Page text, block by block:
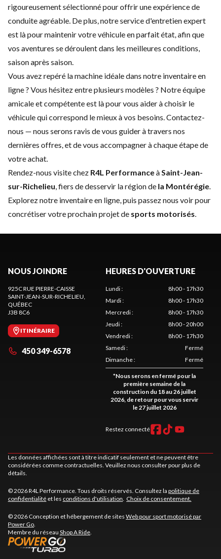
rigoureusement sélectionné pour offrir une expérience de
conduite agréable. De plus, notre service d'entretien expert
est là pour maintenir votre véhicule en parfait état, afin que
vos aventures se déroulent dans les meilleures conditions,
saison après saison.
Vous avez repéré la machine idéale dans notre inventaire en
ligne ? Vous hésitez entre plusieurs modèles ? Notre équipe
amicale et compétente est là pour vous aider à choisir le
véhicule qui correspond le mieux à vos besoins.Contactez-
nous — nous serons ravis de vous guider à travers nos
dernières offres, et de vous accompagner à chaque étape de
votre achat.
Rendez-nous visite chez R4L PerformanceàSaint-Jean-
sur-Richelieu, fiers de desservir la région de la Montérégie.
Explorez notre inventaire en ligne, puis passez nous voir pour
concrétiser votre prochain projet de sports motorisés.
NOUS JOINDRE
925C RUE PIERRE-CAISSE
SAINT-JEAN-SUR-RICHELIEU,
QUÉBEC
J3B 8C6
ITINÉRAIRE
450 349-6578
HEURES D'OUVERTURE
Lundi:
8h00 - 17h30
Mardi:
8h00 - 17h30
Mercredi:
8h00 - 17h30
Jeudi:
8h00 - 20h00
Vendredi:
8h00 - 17h30
Samedi:
Fermé
Dimanche: Fermé
*Nous serons en fermé pour la
première semaine de la
construction du 18 au 26 juillet
2026, de retour pour vous servir
le 27 juillet 2026
Restez connecté
Les données affichées sont à titre indicatif seulement et ne peuvent être
considérées comme contractuelles. Veuillez nous consulter pour plus de
détails.
© 2026 R4L Performance. Tous droits réservés. Consultez la politique de
confidentialité et les conditions d'utilisation. Choix de consentement.
© 2026 Conception et hébergement de sites Web pour sport motorisé par
Power Go.
Membre du réseau Shop A Ride.